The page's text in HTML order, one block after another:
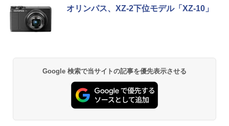
オリンパス、XZ-2下位モデル「XZ-10」
Google 検索で当サイトの記事を優先表示させる